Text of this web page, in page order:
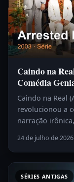
Caindo na
Comédia
Caindo na Real
revolucionou a
narração
24 de julho de 2026
SÉRIES ANTIGAS